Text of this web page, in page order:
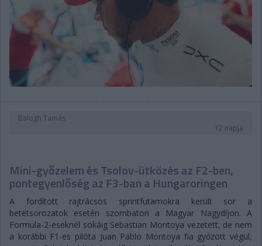
Balogh Tamás
12 napja
Mini-győzelem és Tsolov-ütközés az F2-ben,
pontegyenlőség az F3-ban a Hungaroringen
A fordított rajtrácsos sprintfutamokra került sor a
betétsorozatok esetén szombaton a Magyar Nagydíjon. A
Formula-2-eseknél sokáig Sebastian Montoya vezetett, de nem
a korábbi F1-es pilóta Juan Pablo Montoya fia győzött végül,